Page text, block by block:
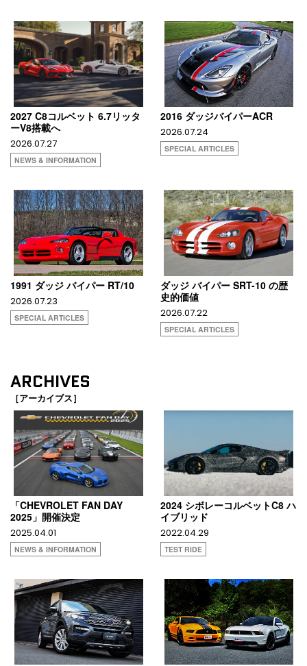
2027 C8コルベット 6.7リッタ
ーV8搭載へ
2026.07.27
NEWS & INFORMATION
2016 ダッジバイパーACR
2026.07.24
SPECIAL ARTICLES
1991 ダッジ バイパー RT/10
2026.07.23
SPECIAL ARTICLES
ダッジ バイパー SRT-10 の歴
史的価値
2026.07.22
SPECIAL ARTICLES
ARCHIVES
［アーカイブス］
「CHEVROLET FAN DAY
2025」開催決定
2025.04.01
NEWS & INFORMATION
2024 シボレーコルベットC8 ハ
イブリッド
2022.04.29
TEST RIDE